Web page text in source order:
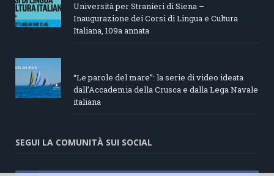
Università per Stranieri di Siena –
Inaugurazione dei Corsi di Lingua e Cultura
Italiana, 109a annata
“Le parole del mare”: la serie di video ideata
dall’Accademia della Crusca e dalla Lega Navale
italiana
SEGUI LA COMUNITÀ SUI SOCIAL